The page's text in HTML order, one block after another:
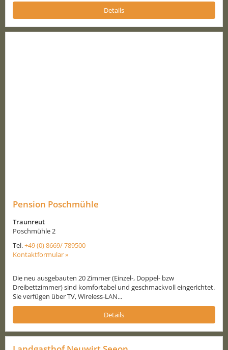
Details
Pension Poschmühle
Traunreut
Poschmühle 2
Tel.+49 (0) 8669/ 789500
Kontaktformular »
Die neu ausgebauten 20 Zimmer (Einzel-, Doppel- bzw
Dreibettzimmer) sind komfortabel und geschmackvoll eingerichtet.
Sie verfügen über TV, Wireless-LAN...
Details